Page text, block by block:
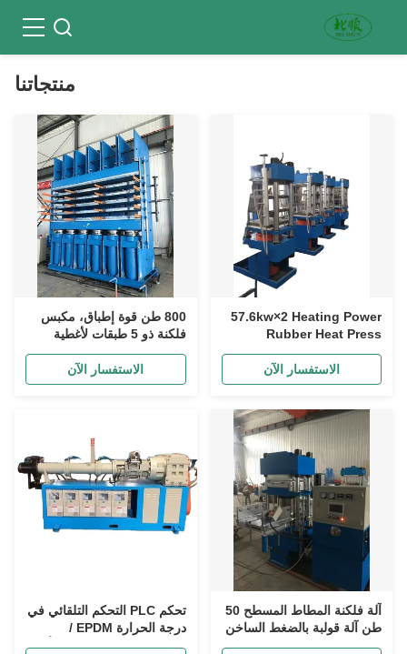
منتجاتنا
57.6kw×2 Heating Power
Rubber Heat Press
Machine for Production
250mm Plunger Diameter
الاستفسار الآن
800 طن قوة إطباق، مكبس
فلكنة ذو 5 طبقات لأغطية
الإطارات المعالجة مسبقًا
الاستفسار الآن
آلة فلكنة المطاط المسطح 50
طن آلة قولبة بالضغط الساخن
لمنتجات المطاط الحراري
تحكم PLC التحكم التلقائي في
درجة الحرارة EPDM /
المطاط البوتيل / NR مطفأة